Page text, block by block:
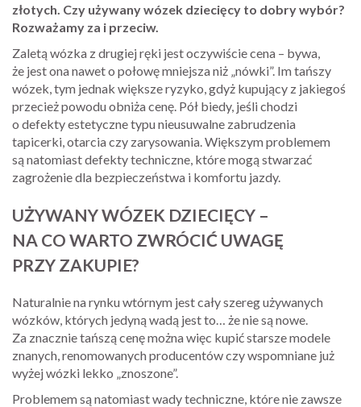
złotych. Czy używany wózek dziecięcy to dobry wybór?
Rozważamy za i przeciw.
Zaletą wózka z drugiej ręki jest oczywiście cena – bywa,
że jest ona nawet o połowę mniejsza niż „nówki”. Im tańszy
wózek, tym jednak większe ryzyko, gdyż kupujący z jakiegoś
przecież powodu obniża cenę. Pół biedy, jeśli chodzi
o defekty estetyczne typu nieusuwalne zabrudzenia
tapicerki, otarcia czy zarysowania. Większym problemem
są natomiast defekty techniczne, które mogą stwarzać
zagrożenie dla bezpieczeństwa i komfortu jazdy.
UŻYWANY WÓZEK DZIECIĘCY –
NA CO WARTO ZWRÓCIĆ UWAGĘ
PRZY ZAKUPIE?
Naturalnie na rynku wtórnym jest cały szereg używanych
wózków, których jedyną wadą jest to… że nie są nowe.
Za znacznie tańszą cenę można więc kupić starsze modele
znanych, renomowanych producentów czy wspomniane już
wyżej wózki lekko „znoszone”.
Problemem są natomiast wady techniczne, które nie zawsze